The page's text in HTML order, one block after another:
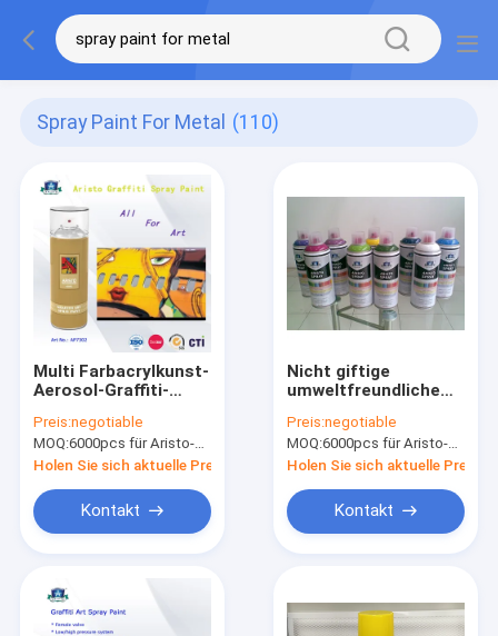
Spray Paint For Metal (110)
Multi Farbacrylkunst-
Aerosol-Graffiti-
Metall-/Plastik-/Wand-
Oberfläche
Preis:negotiable
MOQ:6000pcs für Aristo-Marke, 15000pcs für Kundenmarke
Holen Sie sich aktuelle Preis
Kontakt
Nicht giftige
umweltfreundliche
Sprühfarbe für
Holz-/Plastik-/
Preis:negotiable
MOQ:6000pcs für Aristo-Marke, 15000pcs für Kundenmarke
Holen Sie sich aktuelle Preis
Kontakt